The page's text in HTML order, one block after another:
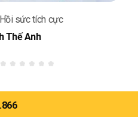
sức tích cực
Thế Anh